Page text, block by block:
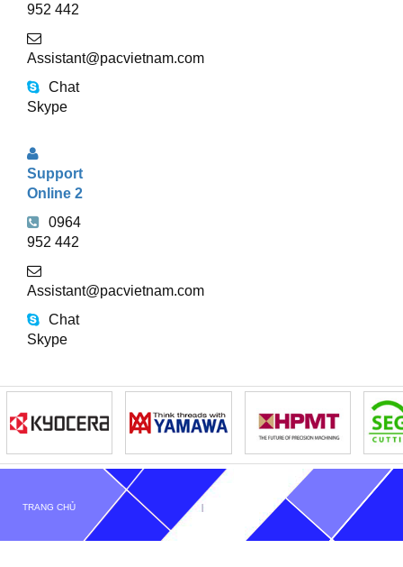
952 442
Assistant@pacvietnam.com
Chat
Skype
Support
Online 2
0964
952 442
Assistant@pacvietnam.com
Chat
Skype
TRANG CHỦ